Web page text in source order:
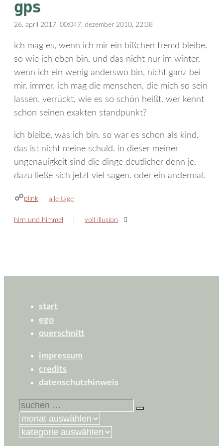
gps
26. april 2017, 00:047. dezember 2010, 22:38
ich mag es, wenn ich mir ein bißchen fremd bleibe.
so wie ich eben bin, und das nicht nur im winter.
wenn ich ein wenig anderswo bin, nicht ganz bei
mir. immer. ich mag die menschen, die mich so sein
lassen. verrückt, wie es so schön heißt. wer kennt
schon seinen exakten standpunkt?
ich bleibe, was ich bin. so war es schon als kind,
das ist nicht meine schuld. in dieser meiner
ungenauigkeit sind die dinge deutlicher denn je.
dazu ließe sich jetzt viel sagen. oder ein andermal.
plink kategorien
alle tage
hirn und himmel voll illusion
start
ego
querschnitt
impressum
credits
datenschutzhinweis
suchen
nach:
kategorien